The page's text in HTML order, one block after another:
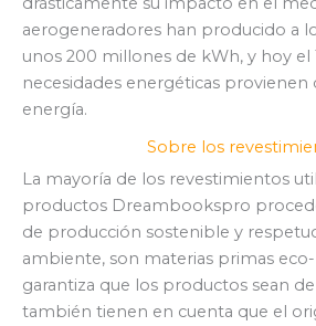
aerogeneradores han producido a
unos 200 millones de kWh, y hoy el
necesidades energéticas provienen
energía.
Sobre los
La mayoría de los revestimientos
productos Dreambookspro
de producción sostenible y
ambiente, son materias primas
garantiza que los productos sean
también tienen en cuenta que el